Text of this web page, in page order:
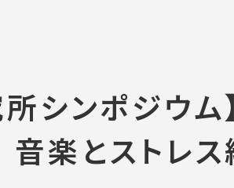
シンポジウ
楽とストレス